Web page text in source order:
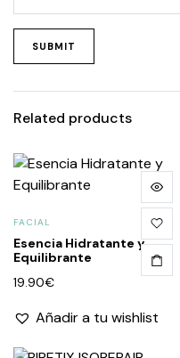
Related products
FACIAL
Esencia Hidratante y
Equilibrante
19.90€
Añadir a tu wishlist